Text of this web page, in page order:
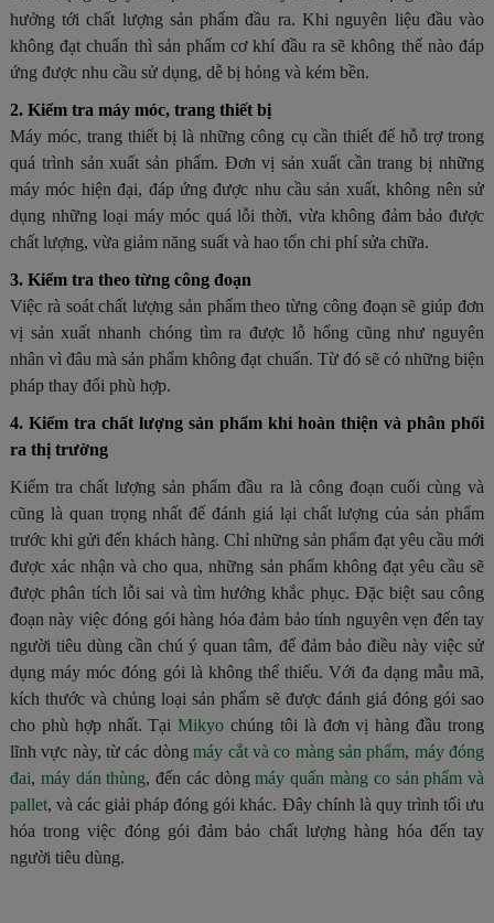
hưởng tới chất lượng sản phẩm đầu ra. Khi nguyên liệu đầu vào
không đạt chuẩn thì sản phẩm cơ khí đầu ra sẽ không thể nào đáp
ứng được nhu cầu sử dụng, dễ bị hỏng và kém bền.
2. Kiểm tra máy móc, trang thiết bị
Máy móc, trang thiết bị là những công cụ cần thiết để hỗ trợ trong
quá trình sản xuất sản phẩm. Đơn vị sản xuất cần trang bị những
máy móc hiện đại, đáp ứng được nhu cầu sản xuất, không nên sử
dụng những loại máy móc quá lỗi thời, vừa không đảm bảo được
chất lượng, vừa giảm năng suất và hao tốn chi phí sửa chữa.
3. Kiểm tra theo từng công đoạn
Việc rà soát chất lượng sản phẩm theo từng công đoạn sẽ giúp đơn
vị sản xuất nhanh chóng tìm ra được lỗ hổng cũng như nguyên
nhân vì đâu mà sản phẩm không đạt chuẩn. Từ đó sẽ có những biện
pháp thay đổi phù hợp.
4. Kiểm tra chất lượng sản phẩm khi hoàn thiện và phân phối
ra thị trường
Kiểm tra chất lượng sản phẩm đầu ra là công đoạn cuối cùng và
cũng là quan trọng nhất để đánh giá lại chất lượng của sản phẩm
trước khi gửi đến khách hàng. Chỉ những sản phẩm đạt yêu cầu mới
được xác nhận và cho qua, những sản phẩm không đạt yêu cầu sẽ
được phân tích lỗi sai và tìm hướng khắc phục. Đặc biệt sau công
đoạn này việc đóng gói hàng hóa đảm bảo tính nguyên vẹn đến tay
người tiêu dùng cần chú ý quan tâm, để đảm bảo điều này việc sử
dụng máy móc đóng gói là không thể thiếu. Với đa dạng mẫu mã,
kích thước và chủng loại sản phẩm sẽ được đánh giá đóng gói sao
cho phù hợp nhất. TạiMikyo chúng tôi là đơn vị hàng đầu trong
lĩnh vực này, từ các dòngmáy cắt và co màng sản phẩm, máy đóng
đai, máy dán thùng, đến các dòngmáy quấn màng co sản phẩm và
pallet, và các giải pháp đóng gói khác. Đây chính là quy trình tối ưu
hóa trong việc đóng gói đảm bảo chất lượng hàng hóa đến tay
người tiêu dùng.